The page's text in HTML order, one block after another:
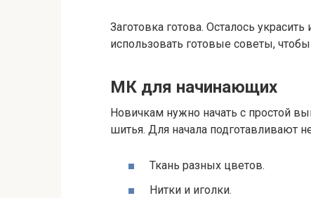
Заготовка готова. Осталось
использовать готовые советы,
МК для начинающих
Новичкам нужно начать с простой
шитья. Для начала подготавливают
Ткань разных цветов.
Нитки и иголки.